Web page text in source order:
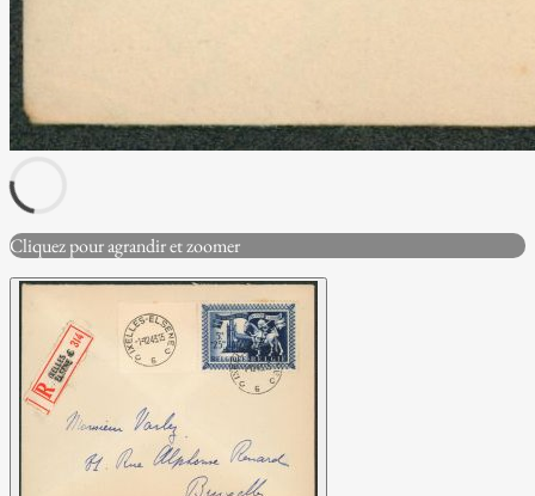
Cliquez pour agrandir et zoomer